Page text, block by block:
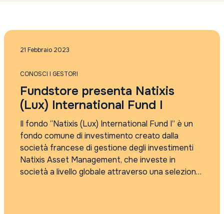
21 Febbraio 2023
CONOSCI I GESTORI
Fundstore presenta Natixis
(Lux) International Fund I
Il fondo “Natixis (Lux) International Fund I” è un
fondo comune di investimento creato dalla
società francese di gestione degli investimenti
Natixis Asset Management, che investe in
società a livello globale attraverso una selezione